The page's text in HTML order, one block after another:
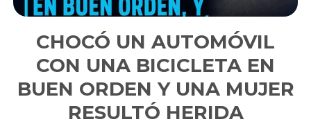
CHOCÓ UN AUTOMÓVIL
CON UNA BICICLETA EN
BUEN ORDEN Y UNA MUJER
RESULTÓ HERIDA